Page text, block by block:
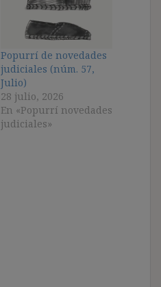
Popurrí de novedades
judiciales (núm. 57,
Julio)
28 julio, 2026
En «Popurrí novedades
judiciales»